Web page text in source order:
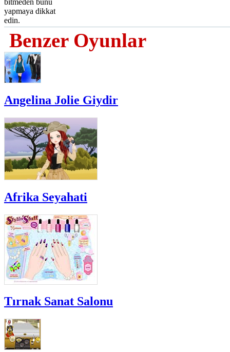
yapmaya dikkat
edin.
Benzer Oyunlar
Angelina Jolie Giydir
Afrika Seyahati
Tırnak Sanat Salonu